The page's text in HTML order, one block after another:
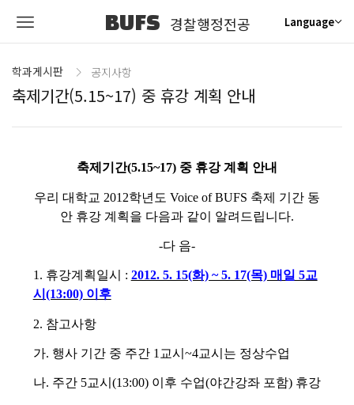
BUFS 경찰행정전공 Language
학과게시판 공지사항
축제기간(5.15~17) 중 휴강 계획 안내
축제기간(5.15~17) 중 휴강 계획 안내
우리 대학교 2012학년도 Voice of BUFS 축제 기간 동
안 휴강 계획을 다음과 같이 알려드립니다.
-다 음-
1. 휴강계획일시 : 2012. 5. 15(화) ~ 5. 17(목) 매일 5교
시(13:00) 이후
2. 참고사항
가. 행사 기간 중 주간 1교시~4교시는 정상수업
나. 주간 5교시(13:00) 이후 수업(야간강좌 포함) 휴강